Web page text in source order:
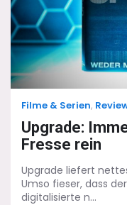
Categories
Filme & Serien,
Upgrade:
Fresse rein
Upgrade liefert
Umso fieser, dass
digitalisierte n...